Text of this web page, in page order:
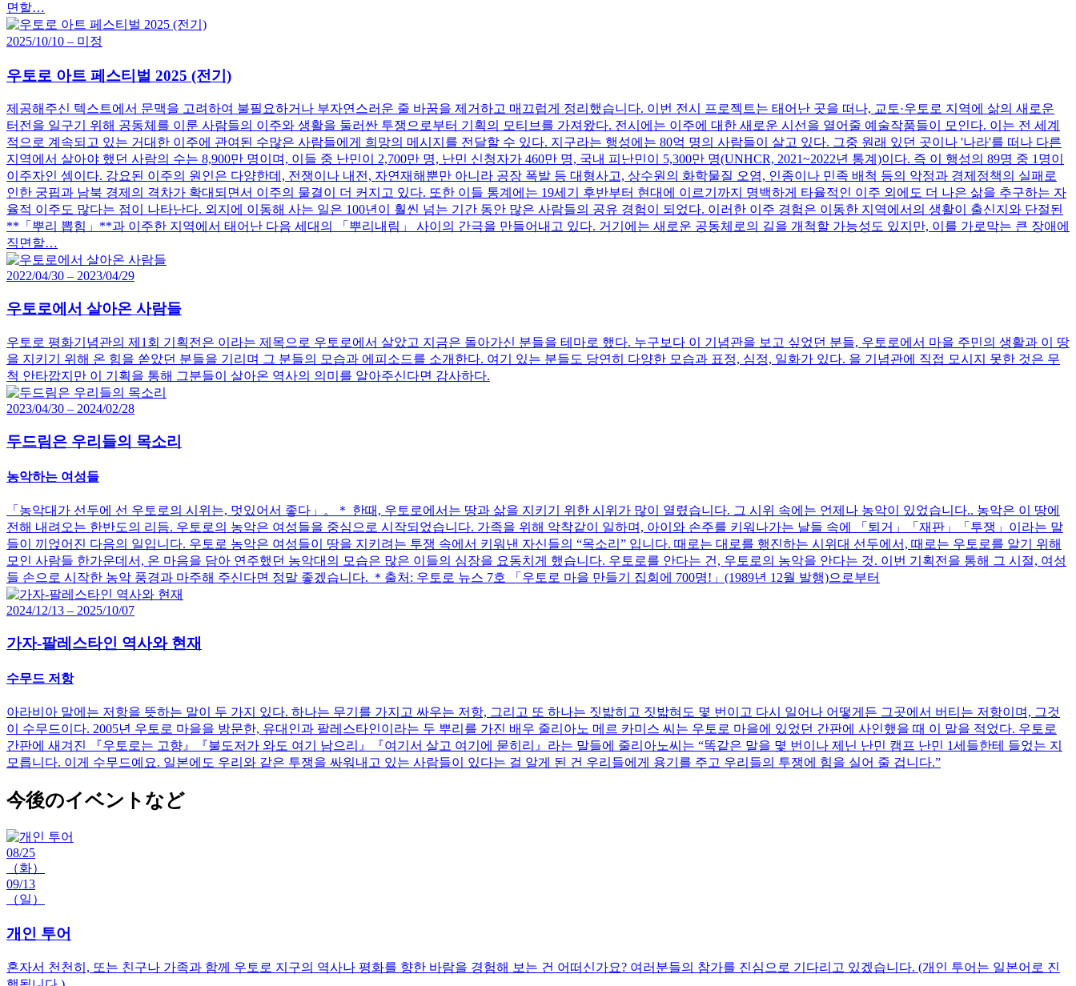
면할…
2025/10/10 – 미정
우토로 아트 페스티벌 2025 (전기)
제공해주신 텍스트에서 문맥을 고려하여 불필요하거나 부자연스러운 줄 바꿈을 제거하고 매끄럽게 정리했습니다. 이번 전시 프로젝트는 태어난 곳을 떠나, 교토·우토로 지역에 삶의 새로운
터전을 일구기 위해 공동체를 이룬 사람들의 이주와 생활을 둘러싼 투쟁으로부터 기획의 모티브를 가져왔다. 전시에는 이주에 대한 새로운 시선을 열어줄 예술작품들이 모인다. 이는 전 세계
적으로 계속되고 있는 거대한 이주에 관여된 수많은 사람들에게 희망의 메시지를 전달할 수 있다. 지구라는 행성에는 80억 명의 사람들이 살고 있다. 그중 원래 있던 곳이나 '나라'를 떠나 다른
지역에서 살아야 했던 사람의 수는 8,900만 명이며, 이들 중 난민이 2,700만 명, 난민 신청자가 460만 명, 국내 피난민이 5,300만 명(UNHCR, 2021~2022년 통계)이다. 즉 이 행성의 89명 중 1명이
이주자인 셈이다. 강요된 이주의 원인은 다양한데, 전쟁이나 내전, 자연재해뿐만 아니라 공장 폭발 등 대형사고, 상수원의 화학물질 오염, 인종이나 민족 배척 등의 악정과 경제정책의 실패로
인한 궁핍과 남북 경제의 격차가 확대되면서 이주의 물결이 더 커지고 있다. 또한 이들 통계에는 19세기 후반부터 현대에 이르기까지 명백하게 타율적인 이주 외에도 더 나은 삶을 추구하는 자
율적 이주도 많다는 점이 나타난다. 외지에 이동해 사는 일은 100년이 훨씬 넘는 기간 동안 많은 사람들의 공유 경험이 되었다. 이러한 이주 경험은 이동한 지역에서의 생활이 출신지와 단절된
**「뿌리 뽑힘」**과 이주한 지역에서 태어난 다음 세대의 「뿌리내림」 사이의 간극을 만들어내고 있다. 거기에는 새로운 공동체로의 길을 개척할 가능성도 있지만, 이를 가로막는 큰 장애에
직면할…
2022/04/30 – 2023/04/29
우토로에서 살아온 사람들
우토로 평화기념관의 제1회 기획전은 이라는 제목으로 우토로에서 살았고 지금은 돌아가신 분들을 테마로 했다. 누구보다 이 기념관을 보고 싶었던 분들, 우토로에서 마을 주민의 생활과 이 땅
을 지키기 위해 온 힘을 쏟았던 분들을 기리며 그 분들의 모습과 에피소드를 소개한다. 여기 있는 분들도 당연히 다양한 모습과 표정, 심정, 일화가 있다. 을 기념관에 직접 모시지 못한 것은 무
척 안타깝지만 이 기획을 통해 그분들이 살아온 역사의 의미를 알아주신다면 감사하다.
2023/04/30 – 2024/02/28
두드림은 우리들의 목소리
농악하는 여성들
「농악대가 선두에 선 우토로의 시위는, 멋있어서 좋다」。＊ 한때, 우토로에서는 땅과 삶을 지키기 위한 시위가 많이 열렸습니다. 그 시위 속에는 언제나 농악이 있었습니다.. 농악은 이 땅에
전해 내려오는 한반도의 리듬. 우토로의 농악은 여성들을 중심으로 시작되었습니다. 가족을 위해 악착같이 일하며, 아이와 손주를 키워나가는 날들 속에 「퇴거」「재판」「투쟁」이라는 말
들이 끼얹어진 다음의 일입니다. 우토로 농악은 여성들이 땅을 지키려는 투쟁 속에서 키워낸 자신들의 “목소리” 입니다. 때로는 대로를 행진하는 시위대 선두에서, 때로는 우토로를 알기 위해
모인 사람들 한가운데서, 온 마음을 담아 연주했던 농악대의 모습은 많은 이들의 심장을 요동치게 했습니다. 우토로를 안다는 건, 우토로의 농악을 안다는 것. 이번 기획전을 통해 그 시절, 여성
들 손으로 시작한 농악 풍경과 마주해 주신다면 정말 좋겠습니다. ＊출처: 우토로 뉴스 7호 「우토로 마을 만들기 집회에 700명!」(1989년 12월 발행)으로부터
2024/12/13 – 2025/10/07
가자-팔레스타인 역사와 현재
수무드 저항
아라비아 말에는 저항을 뜻하는 말이 두 가지 있다. 하나는 무기를 가지고 싸우는 저항, 그리고 또 하나는 짓밟히고 짓밟혀도 몇 번이고 다시 일어나 어떻게든 그곳에서 버티는 저항이며, 그것
이 수무드이다. 2005년 우토로 마을을 방문한, 유대인과 팔레스타인이라는 두 뿌리를 가진 배우 줄리아노 메르 카미스 씨는 우토로 마을에 있었던 간판에 사인했을 때 이 말을 적었다. 우토로
간판에 새겨진 『우토로는 고향』『불도저가 와도 여기 남으리』『여기서 살고 여기에 묻히리』라는 말들에 줄리아노씨는 “똑같은 말을 몇 번이나 제닌 난민 캠프 난민 1세들한테 들었는 지
모릅니다. 이게 수무드예요. 일본에도 우리와 같은 투쟁을 싸워내고 있는 사람들이 있다는 걸 알게 된 건 우리들에게 용기를 주고 우리들의 투쟁에 힘을 실어 줄 겁니다.”
今後のイベントなど
08/25
（화）
09/13
（일）
개인 투어
혼자서 천천히, 또는 친구나 가족과 함께 우토로 지구의 역사나 평화를 향한 바람을 경험해 보는 건 어떠신가요? 여러분들의 참가를 진심으로 기다리고 있겠습니다. (개인 투어는 일본어로 진